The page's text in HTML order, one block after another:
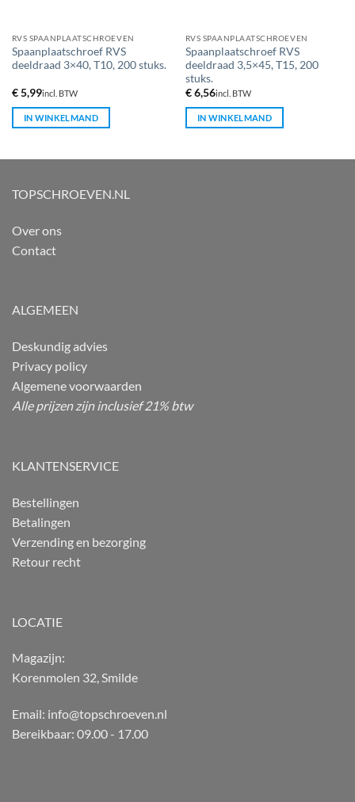
RVS SPAANPLAATSCHROEVEN
Spaanplaatschroef RVS
deeldraad 3×40, T10, 200 stuks.
€5,99incl. BTW
IN WINKELMAND
RVS SPAANPLAATSCHROEVEN
Spaanplaatschroef RVS
deeldraad 3,5×45, T15, 200
stuks.
€6,56incl. BTW
IN WINKELMAND
TOPSCHROEVEN.NL
Over ons
Contact
ALGEMEEN
Deskundig advies
Privacy policy
Algemene voorwaarden
Alle prijzen zijn inclusief 21% btw
KLANTENSERVICE
Bestellingen
Betalingen
Verzending en bezorging
Retour recht
LOCATIE
Magazijn:
Korenmolen 32, Smilde
Email: info@topschroeven.nl
Bereikbaar: 09.00 - 17.00